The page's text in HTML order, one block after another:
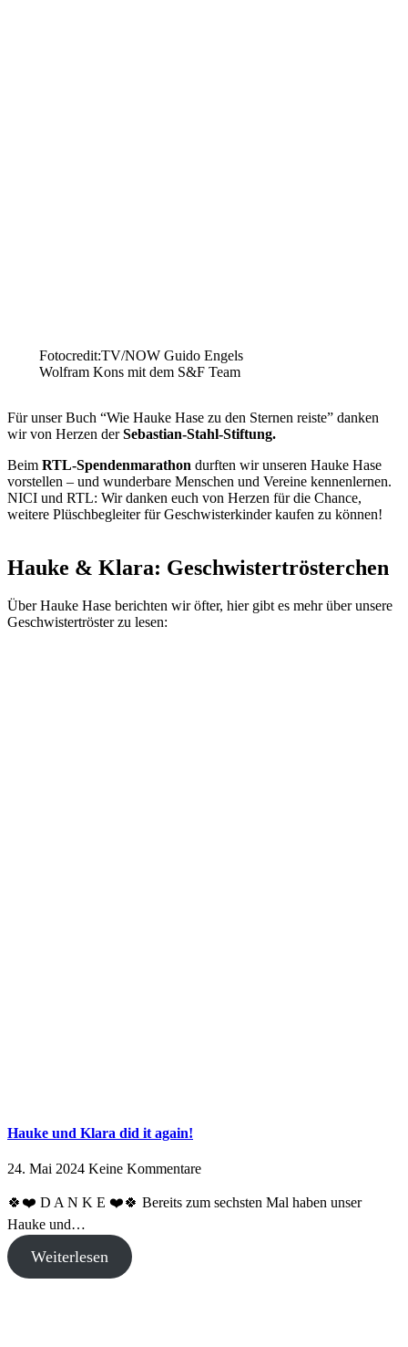
Fotocredit:TV/NOW Guido Engels
Wolfram Kons mit dem S&F Team
Für unser Buch “Wie Hauke Hase zu den Sternen reiste” danken
wir von Herzen derSebastian-Stahl-Stiftung.
Beim RTL-Spendenmarathon durften wir unseren Hauke Hase
vorstellen – und wunderbare Menschen und Vereine kennenlernen.
NICI und RTL: Wir danken euch von Herzen für die Chance,
weitere Plüschbegleiter für Geschwisterkinder kaufen zu können!
Hauke & Klara: Geschwistertrösterchen
Über Hauke Hase berichten wir öfter, hier gibt es mehr über unsere
Geschwistertröster zu lesen:
Hauke und Klara did it again!
24. Mai 2024 Keine Kommentare
🍀❤️ D A N K E ❤️🍀 Bereits zum sechsten Mal haben unser
Hauke und…
Weiterlesen